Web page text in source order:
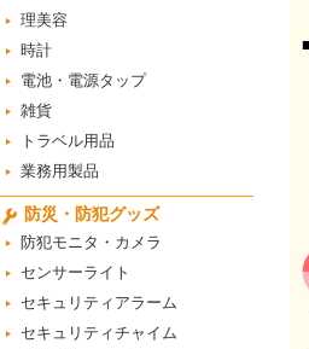
理美容
時計
電池・電源タップ
雑貨
トラベル用品
業務用製品
防災・防犯グッズ
防犯モニタ・カメラ
センサーライト
セキュリティアラーム
セキュリティチャイム